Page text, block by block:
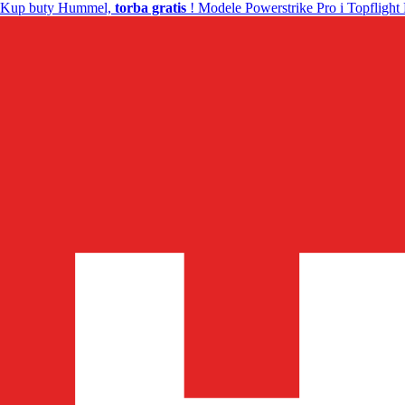
Kup buty Hummel, torba gratis ! Modele Powerstrike Pro i Topflight